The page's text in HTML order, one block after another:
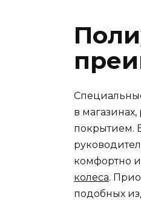
в
покрытием.
комфортно
колеса.
подобных